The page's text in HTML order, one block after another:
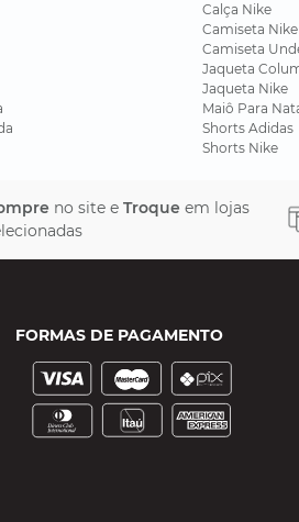
Calça Nike
Camiseta Nike
Camiseta
Jaqueta
Jaqueta Nike
Maiô Para
Shorts Adidas
Shorts Nike
no site e Troque em lojas
FORMAS DE PAGAMENTO